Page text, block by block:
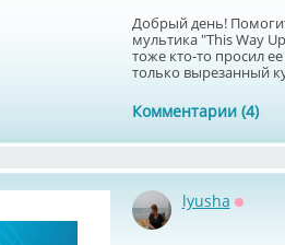
Добрый день!
мультика "This Way
тоже кто-то просил
только вырезанный
Комментарии (4)
lyusha